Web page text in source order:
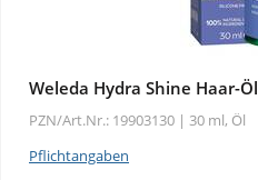
Weleda Hydra Shine Haar-Öl
PZN/Art.Nr.: 19903130 | 30 ml, Öl
Pflichtangaben